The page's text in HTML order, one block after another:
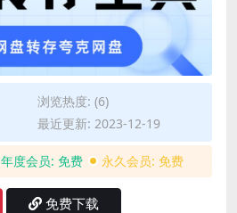
浏览热度: (6)
最近更新: 2023-12-19
年度会员: 免费 永久会员: 免费
免费下载